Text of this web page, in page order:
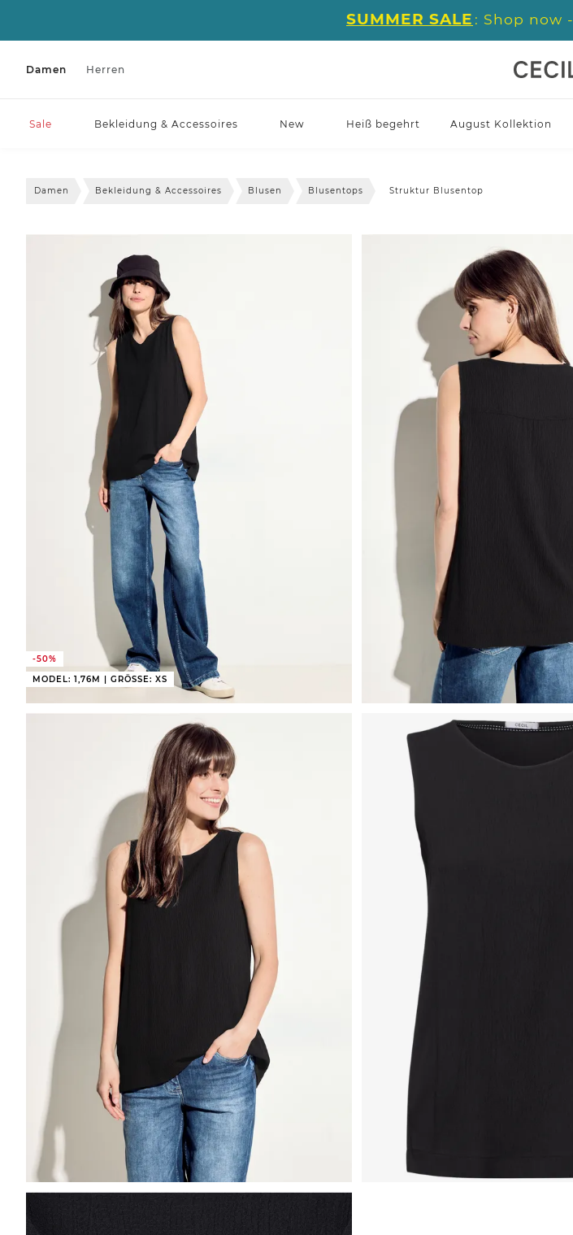
SUMMER SALE : Shop now -
Damen Herren
Sale Bekleidung & Accessoires New Heiß begehrt August Kollektion
Damen Bekleidung & Accessoires Blusen Blusentops Struktur Blusentop
-50%
MODEL: 1,76M | GRÖSSE: XS